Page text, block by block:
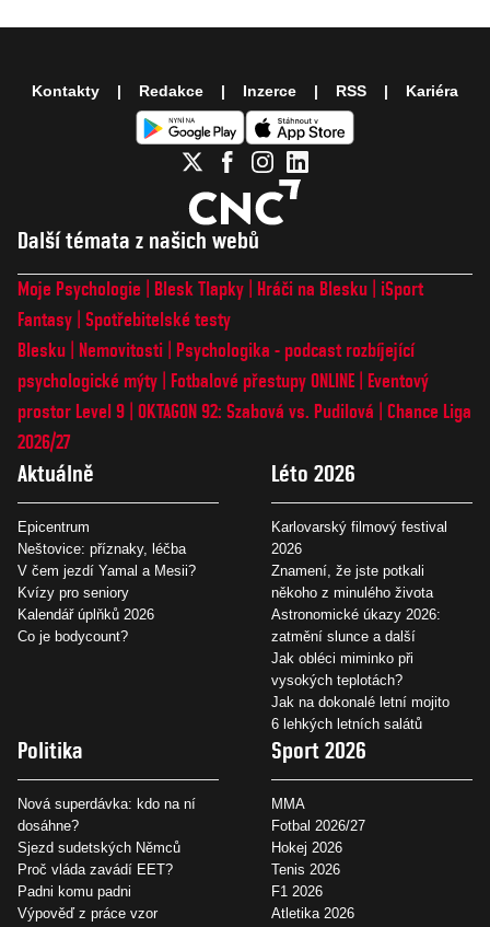
Další témata z našich webů
Moje Psychologie Blesk Tlapky Hráči na Blesku
iSport
Fantasy Spotřebitelské testy
Blesku
Nemovitosti
Psychologika - podcast rozbíjející
psychologické mýty
Fotbalové přestupy ONLINE
Eventový
prostor Level 9 OKTAGON 92: Szabová vs. Pudilová
Chance Liga
2026/27
Aktuálně
Epicentrum
Neštovice: příznaky, léčba
V čem jezdí Yamal a Mesii?
Kvízy pro seniory
Kalendář úplňků 2026
Co je bodycount?
Léto 2026
Karlovarský filmový festival
2026
Znamení, že jste potkali
někoho z minulého života
Astronomické úkazy 2026:
zatmění slunce a další
Jak obléci miminko při
vysokých teplotách?
Jak na dokonalé letní mojito
6 lehkých letních salátů
Politika
Nová superdávka: kdo na ní
dosáhne?
Sjezd sudetských Němců
Proč vláda zavádí EET?
Padni komu padni
Výpověď z práce vzor
Sport 2026
MMA
Fotbal 2026/27
Hokej 2026
Tenis 2026
F1 2026
Atletika 2026
Kontakty Redakce Inzerce RSS Kariéra